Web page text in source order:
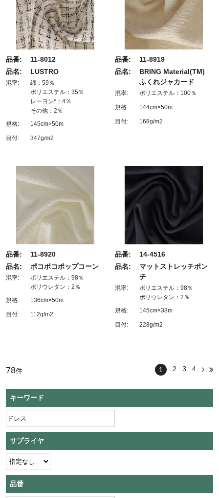
品番:
11-8012
品名:
LUSTRO
混率:
綿：59％
ポリエステル：35％
レーヨン*：4％
その他：2％
規格:
145cm×50m
目付: 347g/m2
品番:
11-8919
品名:
BRING Material(TM)
ふくれジャカード
混率: ポリエステル：100％
規格: 144cm×50m
目付: 168g/m2
品番:
11-8920
品名:
ポコポコポップコーン
混率:
ポリエステル：98％
ポリウレタン：2％
規格:
136cm×50m
目付: 112g/m2
品番:
14-4516
品名:
マットストレッチポン
チ
混率:
ポリエステル：98％
ポリウレタン：2％
規格:
145cm×38m
目付: 228g/m2
78件 1 2 3 4
キーワード
サプライヤ
品番